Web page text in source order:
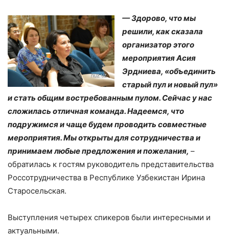
— Здорово, что мы
решили, как сказала
организатор этого
мероприятия Асия
Эрдниева, «объединить
старый пул и новый пул»
и стать общим востребованным пулом. Сейчас у нас
сложилась отличная команда. Надеемся, что
подружимся и чаще будем проводить совместные
мероприятия. Мы открыты для сотрудничества и
принимаем любые предложения и пожелания, –
обратилась к гостям руководитель представительства
Россотрудничества в Республике Узбекистан Ирина
Старосельская.
Выступления четырех спикеров были интересными и
актуальными.